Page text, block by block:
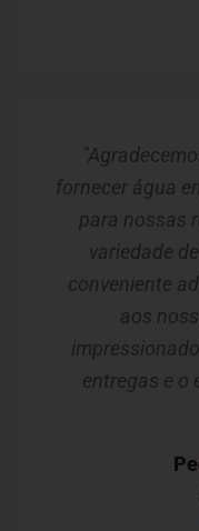
fornecer água
para nossas
variedade
conveniente
aos
entregas e o